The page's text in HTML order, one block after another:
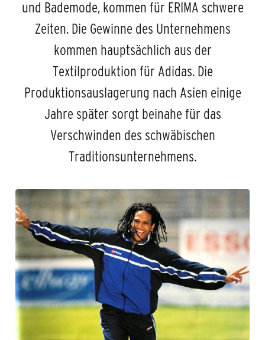
und Bademode, kommen für ERIMA schwere
Zeiten. Die Gewinne des Unternehmens
kommen hauptsächlich aus der
Textilproduktion für Adidas. Die
Produktionsauslagerung nach Asien einige
Jahre später sorgt beinahe für das
Verschwinden des schwäbischen
Traditionsunternehmens.